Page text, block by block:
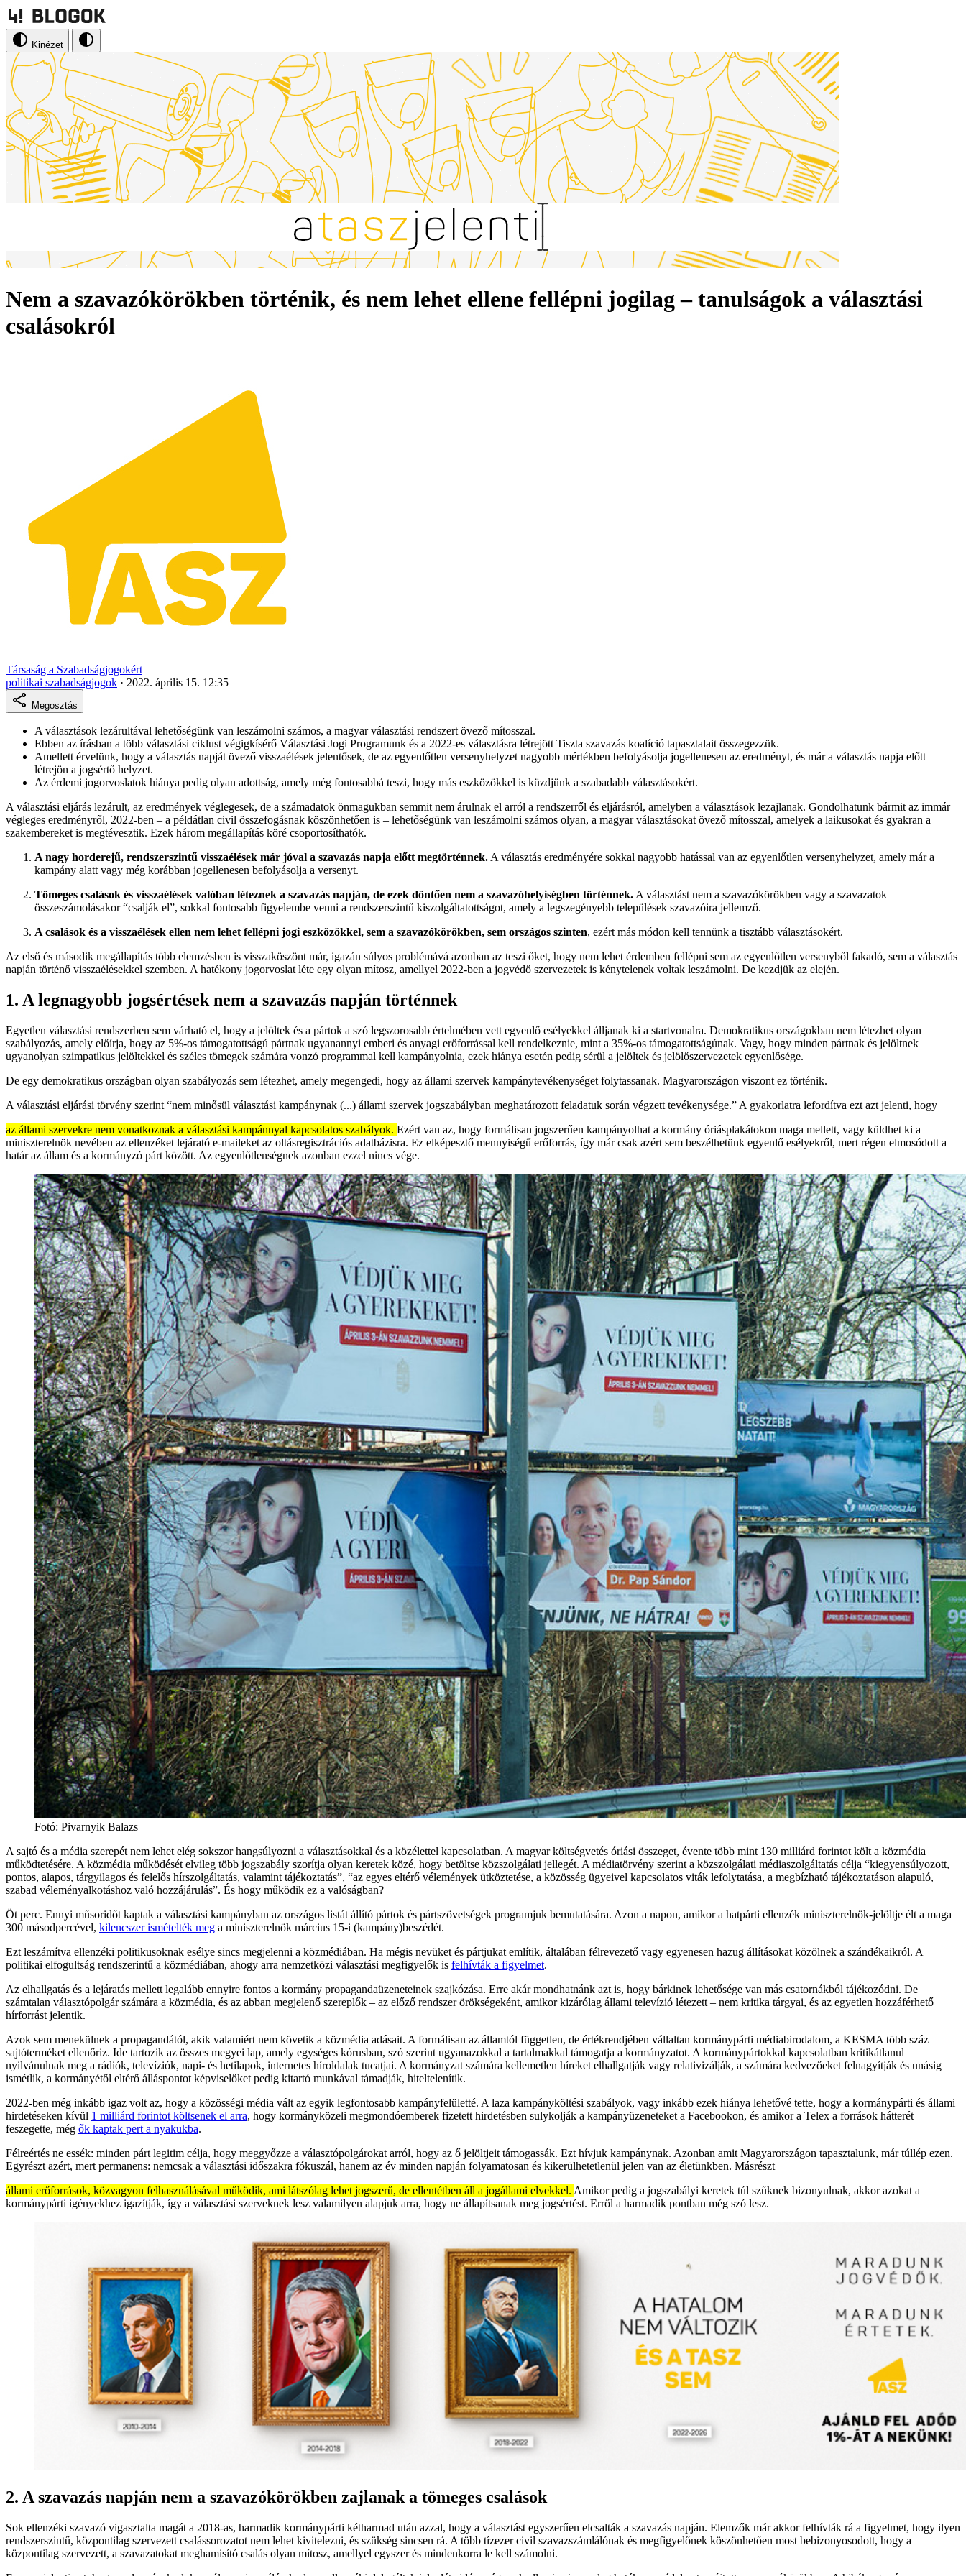
Kinézet
Nem a szavazókörökben történik, és nem lehet ellene fellépni jogilag – tanulságok a választási
csalásokról
Társaság a Szabadságjogokért
politikai szabadságjogok · 2022. április 15. 12:35
Megosztás
A választások lezárultával lehetőségünk van leszámolni számos, a magyar választási rendszert övező mítosszal.
Ebben az írásban a több választási ciklust végigkísérő Választási Jogi Programunk és a 2022-es választásra létrejött Tiszta szavazás koalíció tapasztalait összegezzük.
Amellett érvelünk, hogy a választás napját övező visszaélések jelentősek, de az egyenlőtlen versenyhelyzet nagyobb mértékben befolyásolja jogellenesen az eredményt, és már a választás napja előtt
létrejön a jogsértő helyzet.
Az érdemi jogorvoslatok hiánya pedig olyan adottság, amely még fontosabbá teszi, hogy más eszközökkel is küzdjünk a szabadabb választásokért.
A választási eljárás lezárult, az eredmények véglegesek, de a számadatok önmagukban semmit nem árulnak el arról a rendszerről és eljárásról, amelyben a választások lezajlanak. Gondolhatunk bármit az immár
végleges eredményről, 2022-ben – a példátlan civil összefogásnak köszönhetően is – lehetőségünk van leszámolni számos olyan, a magyar választásokat övező mítosszal, amelyek a laikusokat és gyakran a
szakembereket is megtévesztik. Ezek három megállapítás köré csoportosíthatók.
A nagy horderejű, rendszerszintű visszaélések már jóval a szavazás napja előtt megtörténnek. A választás eredményére sokkal nagyobb hatással van az egyenlőtlen versenyhelyzet, amely már a
kampány alatt vagy még korábban jogellenesen befolyásolja a versenyt.
Tömeges csalások és visszaélések valóban léteznek a szavazás napján, de ezek döntően nem a szavazóhelyiségben történnek. A választást nem a szavazókörökben vagy a szavazatok
összeszámolásakor “csalják el”, sokkal fontosabb figyelembe venni a rendszerszintű kiszolgáltatottságot, amely a legszegényebb települések szavazóira jellemző.
A csalások és a visszaélések ellen nem lehet fellépni jogi eszközökkel, sem a szavazókörökben, sem országos szinten, ezért más módon kell tennünk a tisztább választásokért.
Az első és második megállapítás több elemzésben is visszaköszönt már, igazán súlyos problémává azonban az teszi őket, hogy nem lehet érdemben fellépni sem az egyenlőtlen versenyből fakadó, sem a választás
napján történő visszaélésekkel szemben. A hatékony jogorvoslat léte egy olyan mítosz, amellyel 2022-ben a jogvédő szervezetek is kénytelenek voltak leszámolni. De kezdjük az elején.
1. A legnagyobb jogsértések nem a szavazás napján történnek
Egyetlen választási rendszerben sem várható el, hogy a jelöltek és a pártok a szó legszorosabb értelmében vett egyenlő esélyekkel álljanak ki a startvonalra. Demokratikus országokban nem létezhet olyan
szabályozás, amely előírja, hogy az 5%-os támogatottságú pártnak ugyanannyi emberi és anyagi erőforrással kell rendelkeznie, mint a 35%-os támogatottságúnak. Vagy, hogy minden pártnak és jelöltnek
ugyanolyan szimpatikus jelöltekkel és széles tömegek számára vonzó programmal kell kampányolnia, ezek hiánya esetén pedig sérül a jelöltek és jelölőszervezetek egyenlősége.
De egy demokratikus országban olyan szabályozás sem létezhet, amely megengedi, hogy az állami szervek kampánytevékenységet folytassanak. Magyarországon viszont ez történik.
A választási eljárási törvény szerint “nem minősül választási kampánynak (...) állami szervek jogszabályban meghatározott feladatuk során végzett tevékenysége.” A gyakorlatra lefordítva ezt azt jelenti, hogy
az állami szervekre nem vonatkoznak a választási kampánnyal kapcsolatos szabályok. Ezért van az, hogy formálisan jogszerűen kampányolhat a kormány óriásplakátokon maga mellett, vagy küldhet ki a
miniszterelnök nevében az ellenzéket lejárató e-maileket az oltásregisztrációs adatbázisra. Ez elképesztő mennyiségű erőforrás, így már csak azért sem beszélhetünk egyenlő esélyekről, mert régen elmosódott a
határ az állam és a kormányzó párt között. Az egyenlőtlenségnek azonban ezzel nincs vége.
Fotó: Pivarnyik Balazs
A sajtó és a média szerepét nem lehet elég sokszor hangsúlyozni a választásokkal és a közélettel kapcsolatban. A magyar költségvetés óriási összeget, évente több mint 130 milliárd forintot költ a közmédia
működtetésére. A közmédia működését elvileg több jogszabály szorítja olyan keretek közé, hogy betöltse közszolgálati jellegét. A médiatörvény szerint a közszolgálati médiaszolgáltatás célja “kiegyensúlyozott,
pontos, alapos, tárgyilagos és felelős hírszolgáltatás, valamint tájékoztatás”, “az egyes eltérő vélemények ütköztetése, a közösség ügyeivel kapcsolatos viták lefolytatása, a megbízható tájékoztatáson alapuló,
szabad véleményalkotáshoz való hozzájárulás”. És hogy működik ez a valóságban?
Öt perc. Ennyi műsoridőt kaptak a választási kampányban az országos listát állító pártok és pártszövetségek programjuk bemutatására. Azon a napon, amikor a hatpárti ellenzék miniszterelnök-jelöltje élt a maga
300 másodpercével, kilencszer ismételték meg a miniszterelnök március 15-i (kampány)beszédét.
Ezt leszámítva ellenzéki politikusoknak esélye sincs megjelenni a közmédiában. Ha mégis nevüket és pártjukat említik, általában félrevezető vagy egyenesen hazug állításokat közölnek a szándékaikról. A
politikai elfogultság rendszerintű a közmédiában, ahogy arra nemzetközi választási megfigyelők is felhívták a figyelmet.
Az elhallgatás és a lejáratás mellett legalább ennyire fontos a kormány propagandaüzeneteinek szajkózása. Erre akár mondhatnánk azt is, hogy bárkinek lehetősége van más csatornákból tájékozódni. De
számtalan választópolgár számára a közmédia, és az abban megjelenő szereplők – az előző rendszer örökségeként, amikor kizárólag állami televízió létezett – nem kritika tárgyai, és az egyetlen hozzáférhető
hírforrást jelentik.
Azok sem menekülnek a propagandától, akik valamiért nem követik a közmédia adásait. A formálisan az államtól független, de értékrendjében vállaltan kormánypárti médiabirodalom, a KESMA több száz
sajtóterméket ellenőriz. Ide tartozik az összes megyei lap, amely egységes kórusban, szó szerint ugyanazokkal a tartalmakkal támogatja a kormányzatot. A kormánypártokkal kapcsolatban kritikátlanul
nyilvánulnak meg a rádiók, televíziók, napi- és hetilapok, internetes híroldalak tucatjai. A kormányzat számára kellemetlen híreket elhallgatják vagy relativizálják, a számára kedvezőeket felnagyítják és unásig
ismétlik, a kormányétől eltérő álláspontot képviselőket pedig kitartó munkával támadják, hiteltelenítik.
2022-ben még inkább igaz volt az, hogy a közösségi média vált az egyik legfontosabb kampányfelületté. A laza kampányköltési szabályok, vagy inkább ezek hiánya lehetővé tette, hogy a kormánypárti és állami
hirdetéseken kívül 1 milliárd forintot költsenek el arra, hogy kormányközeli megmondóemberek fizetett hirdetésben sulykolják a kampányüzeneteket a Facebookon, és amikor a Telex a források hátterét
feszegette, még ők kaptak pert a nyakukba.
Félreértés ne essék: minden párt legitim célja, hogy meggyőzze a választópolgárokat arról, hogy az ő jelöltjeit támogassák. Ezt hívjuk kampánynak. Azonban amit Magyarországon tapasztalunk, már túllép ezen.
Egyrészt azért, mert permanens: nemcsak a választási időszakra fókuszál, hanem az év minden napján folyamatosan és kikerülhetetlenül jelen van az életünkben. Másrészt
állami erőforrások, közvagyon felhasználásával működik, ami látszólag lehet jogszerű, de ellentétben áll a jogállami elvekkel. Amikor pedig a jogszabályi keretek túl szűknek bizonyulnak, akkor azokat a
kormánypárti igényekhez igazítják, így a választási szerveknek lesz valamilyen alapjuk arra, hogy ne állapítsanak meg jogsértést. Erről a harmadik pontban még szó lesz.
2. A szavazás napján nem a szavazókörökben zajlanak a tömeges csalások
Sok ellenzéki szavazó vigasztalta magát a 2018-as, harmadik kormánypárti kétharmad után azzal, hogy a választást egyszerűen elcsalták a szavazás napján. Elemzők már akkor felhívták rá a figyelmet, hogy ilyen
rendszerszintű, központilag szervezett csalássorozatot nem lehet kivitelezni, és szükség sincsen rá. A több tízezer civil szavazszámlálónak és megfigyelőnek köszönhetően most bebizonyosodott, hogy a
központilag szervezett, a szavazatokat meghamisító csalás olyan mítosz, amellyel egyszer és mindenkorra le kell számolni.